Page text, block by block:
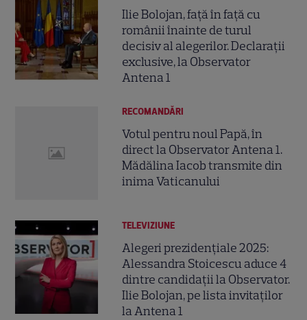
Ilie Bolojan, față în față cu
românii înainte de turul
decisiv al alegerilor. Declarații
exclusive, la Observator
Antena 1
RECOMANDĂRI
Votul pentru noul Papă, în
direct la Observator Antena 1.
Mădălina Iacob transmite din
inima Vaticanului
TELEVIZIUNE
Alegeri prezidențiale 2025:
Alessandra Stoicescu aduce 4
dintre candidații la Observator.
Ilie Bolojan, pe lista invitaților
la Antena 1